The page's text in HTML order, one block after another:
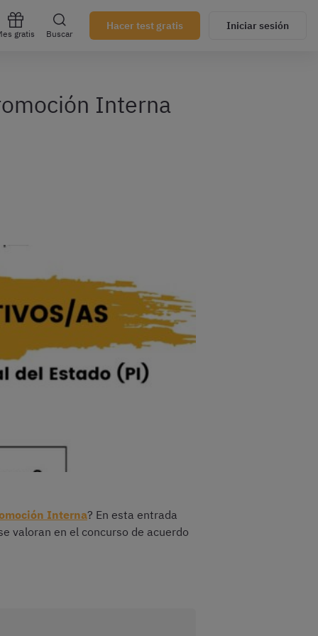
gratis Buscar
Hacer test gratis Iniciar sesión
Interna
Interna? En esta entrada
valoran en el concurso de acuerdo